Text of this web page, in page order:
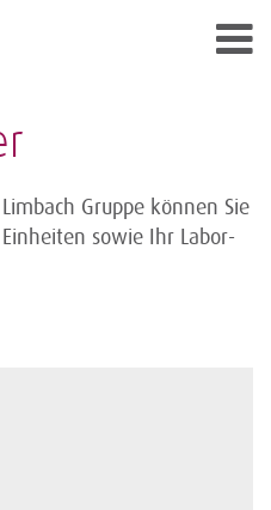
Gruppe können Sie
sowie Ihr Labor-